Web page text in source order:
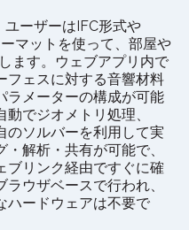
ーザーはIFC形式や
マットを使って、部屋や
ます。ウェブアプリ内で
フェスに対する音響材料
ラメーターの構成が可能
でジオメトリ処理、
のソルバーを利用して実
解析・共有が可能で、
ブリンク経由ですぐに確
ウザベースで行われ、
ハードウェアは不要で